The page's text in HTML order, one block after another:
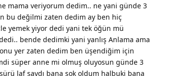
mama veriyorum dedim.. ne yani günde 3
bu değilmi zaten dedim ay ben hiç
yemek yiyor dedi yani tek öğün mü
bende dedimki yani yanlış Anlama ama
yer zaten dedim ben üşendiğim için
süper anne mi olmuş oluyosun günde 3
laf saydı bana şok oldum halbuki bana